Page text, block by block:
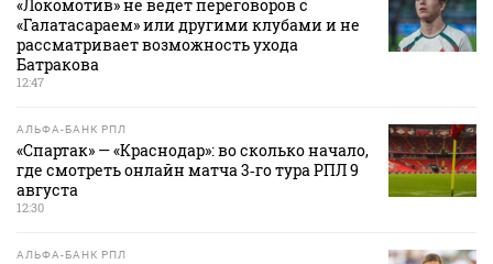
«Локомотив» не ведет переговоров с
«Галатасараем» или другими клубами и не
рассматривает возможность ухода
Батракова
12:47
АЛЬФА-БАНК РПЛ
«Спартак» — «Краснодар»: во сколько начало,
где смотреть онлайн матча 3‑го тура РПЛ 9
августа
12:30
АЛЬФА-БАНК РПЛ